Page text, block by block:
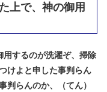
上で、神の御用
用するのが洗濯ぞ、掃除
けよと申した事判らん
判らんのか、（てん）